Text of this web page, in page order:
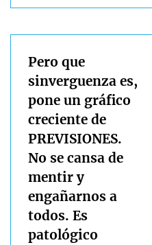
Pero que
sinverguenza es,
pone un gráfico
creciente de
PREVISIONES.
No se cansa de
mentir y
engañarnos a
todos. Es
patológico